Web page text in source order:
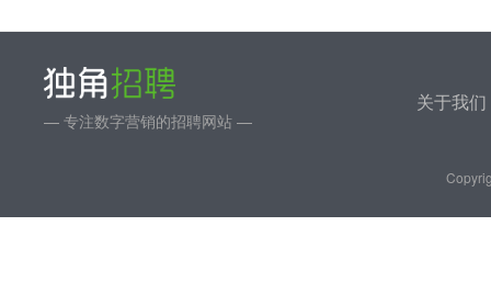
— 专注数字营销的招聘网站 —
关于我们